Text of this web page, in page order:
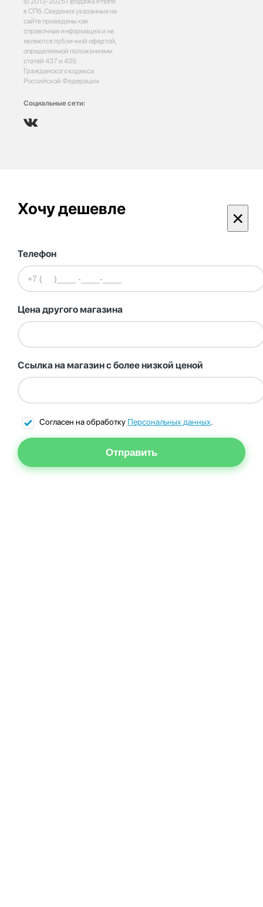
в СПб. Сведения указанные на
сайте приведены как
справочная информация и не
являются публичной офертой,
определяемой положениями
статей 437 и 435
Гражданского кодекса
Российской Федерации
Социальные сети:
Хочу дешевле ×
Телефон
Цена другого магазина
Ссылка на магазин с более низкой ценой
Согласен на обработку Персональных данных.
Отправить